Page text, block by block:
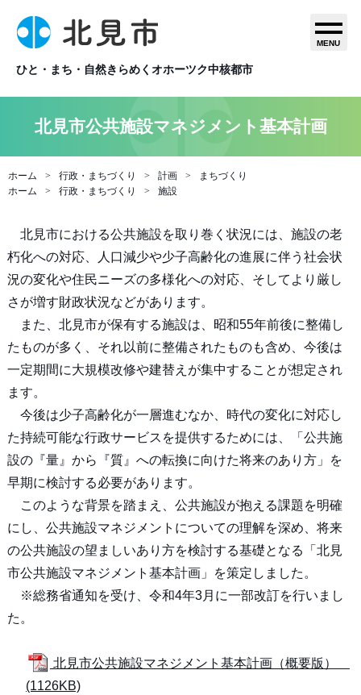
ひと・まち・自然きらめくオホーツク中核都市
MENU
北見市公共施設マネジメント基本計画
ホーム 行政・まちづくり 計画
まちづくり
ホーム
行政・まちづくり 施設
北見市における公共施設を取り巻く状況には、施設の老
朽化への対応、人口減少や少子高齢化の進展に伴う社会状
況の変化や住民ニーズの多様化への対応、そしてより厳し
さが増す財政状況などがあります。
また、北見市が保有する施設は、昭和55年前後に整備し
たものが多く、それ以前に整備されたものも含め、今後は
一定期間に大規模改修や建替えが集中することが想定され
ます。
今後は少子高齢化が一層進むなか、時代の変化に対応し
た持続可能な行政サービスを提供するためには、「公共施
設の『量』から『質』への転換に向けた将来のあり方」を
早期に検討する必要があります。
このような背景を踏まえ、公共施設が抱える課題を明確
にし、公共施設マネジメントについての理解を深め、将来
の公共施設の望ましいあり方を検討する基礎となる「北見
市公共施設マネジメント基本計画」を策定しました。
※総務省通知を受け、令和4年3月に一部改訂を行いまし
た。
北見市公共施設マネジメント基本計画（概要版）
(1126KB)